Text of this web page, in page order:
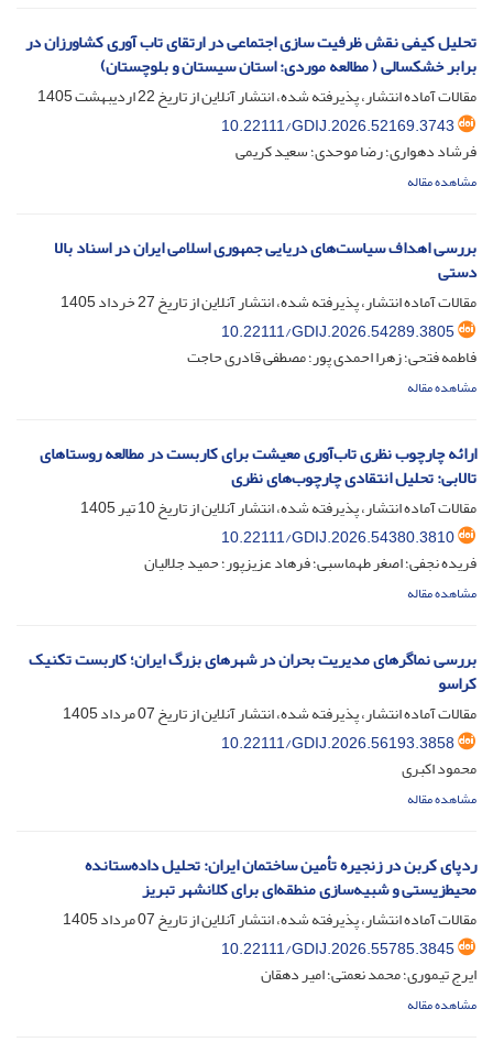
تحلیل کیفی نقش ظرفیت سازی اجتماعی در ارتقای تاب آوری کشاورزان در
برابر خشکسالی ( مطالعه موردی: استان سیستان و بلوچستان)
مقالات آماده انتشار، پذیرفته شده، انتشار آنلاین از تاریخ22 اردیبهشت 1405
10.22111/GDIJ.2026.52169.3743
فرشاد دهواری؛ رضا موحدی؛ سعید کریمی
مشاهده مقاله
بررسی اهداف سیاست‌های دریایی جمهوری اسلامی ایران در اسناد بالا
دستی
مقالات آماده انتشار، پذیرفته شده، انتشار آنلاین از تاریخ27 خرداد 1405
10.22111/GDIJ.2026.54289.3805
فاطمه فتحی؛ زهرا احمدی پور؛ مصطفی قادری حاجت
مشاهده مقاله
ارائه چارچوب نظری تاب‌آوری معیشت برای کاربست در مطالعه روستاهای
تالابی: تحلیل انتقادی چارچوب‌های نظری
مقالات آماده انتشار، پذیرفته شده، انتشار آنلاین از تاریخ10 تیر 1405
10.22111/GDIJ.2026.54380.3810
فریده نجفی؛ اصغر طهماسبی؛ فرهاد عزیزپور؛ حمید جلالیان
مشاهده مقاله
بررسی نماگرهای مدیریت بحران در شهرهای بزرگ ایران؛ کاربست تکنیک
کراسو
مقالات آماده انتشار، پذیرفته شده، انتشار آنلاین از تاریخ07 مرداد 1405
10.22111/GDIJ.2026.56193.3858
محمود اکبری
مشاهده مقاله
ردپای کربن در زنجیره تأمین ساختمان ایران: تحلیل داده‌ستانده
محیط‌زیستی و شبیه‌سازی منطقه‌ای برای کلانشهر تبریز
مقالات آماده انتشار، پذیرفته شده، انتشار آنلاین از تاریخ07 مرداد 1405
10.22111/GDIJ.2026.55785.3845
ایرج تیموری؛ محمد نعمتی؛ امیر دهقان
مشاهده مقاله